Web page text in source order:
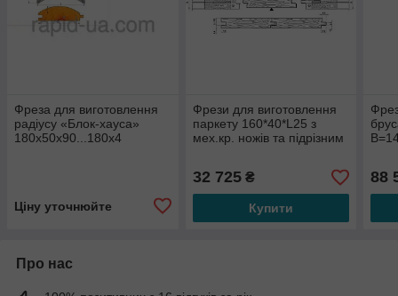
Фреза для виготовлення
радіусу «Блок-хауса»
180х50х90...180х4
Ціну уточнюйте
Фрези для виготовлення
паркету 160*40*L25 з
мех.кр. ножів та підрізним
32 725₴
Купити
88
Про нас